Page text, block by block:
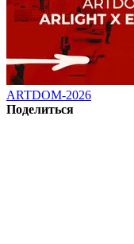
ARTDOM-2026
Поделиться